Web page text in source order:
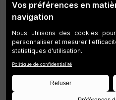
Comment obtenir vos horaires de bus
Travaux en cours
Gestion des témoins
Plan du site